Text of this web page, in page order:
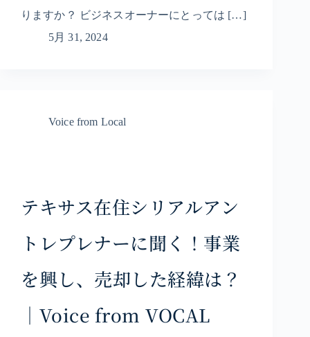
りますか？ ビジネスオーナーにとっては […]
5月 31, 2024
Voice from Local
テキサス在住シリアルアン
トレプレナーに聞く！事業
を興し、売却した経緯は？
｜Voice from VOCAL